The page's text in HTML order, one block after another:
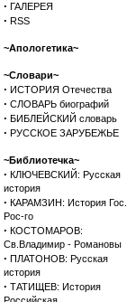
· ГАЛЕРЕЯ
· RSS
~Апологетика~
~Словари~
· ИСТОРИЯ Отечества
· СЛОВАРЬ биографий
· БИБЛЕЙСКИЙ словарь
· РУССКОЕ ЗАРУБЕЖЬЕ
~Библиотечка~
· КЛЮЧЕВСКИЙ: Русская
история
· КАРАМЗИН: История Гос.
Рос-го
· КОСТОМАРОВ:
Св.Владимир - Романовы
· ПЛАТОНОВ: Русская
история
· ТАТИЩЕВ: История